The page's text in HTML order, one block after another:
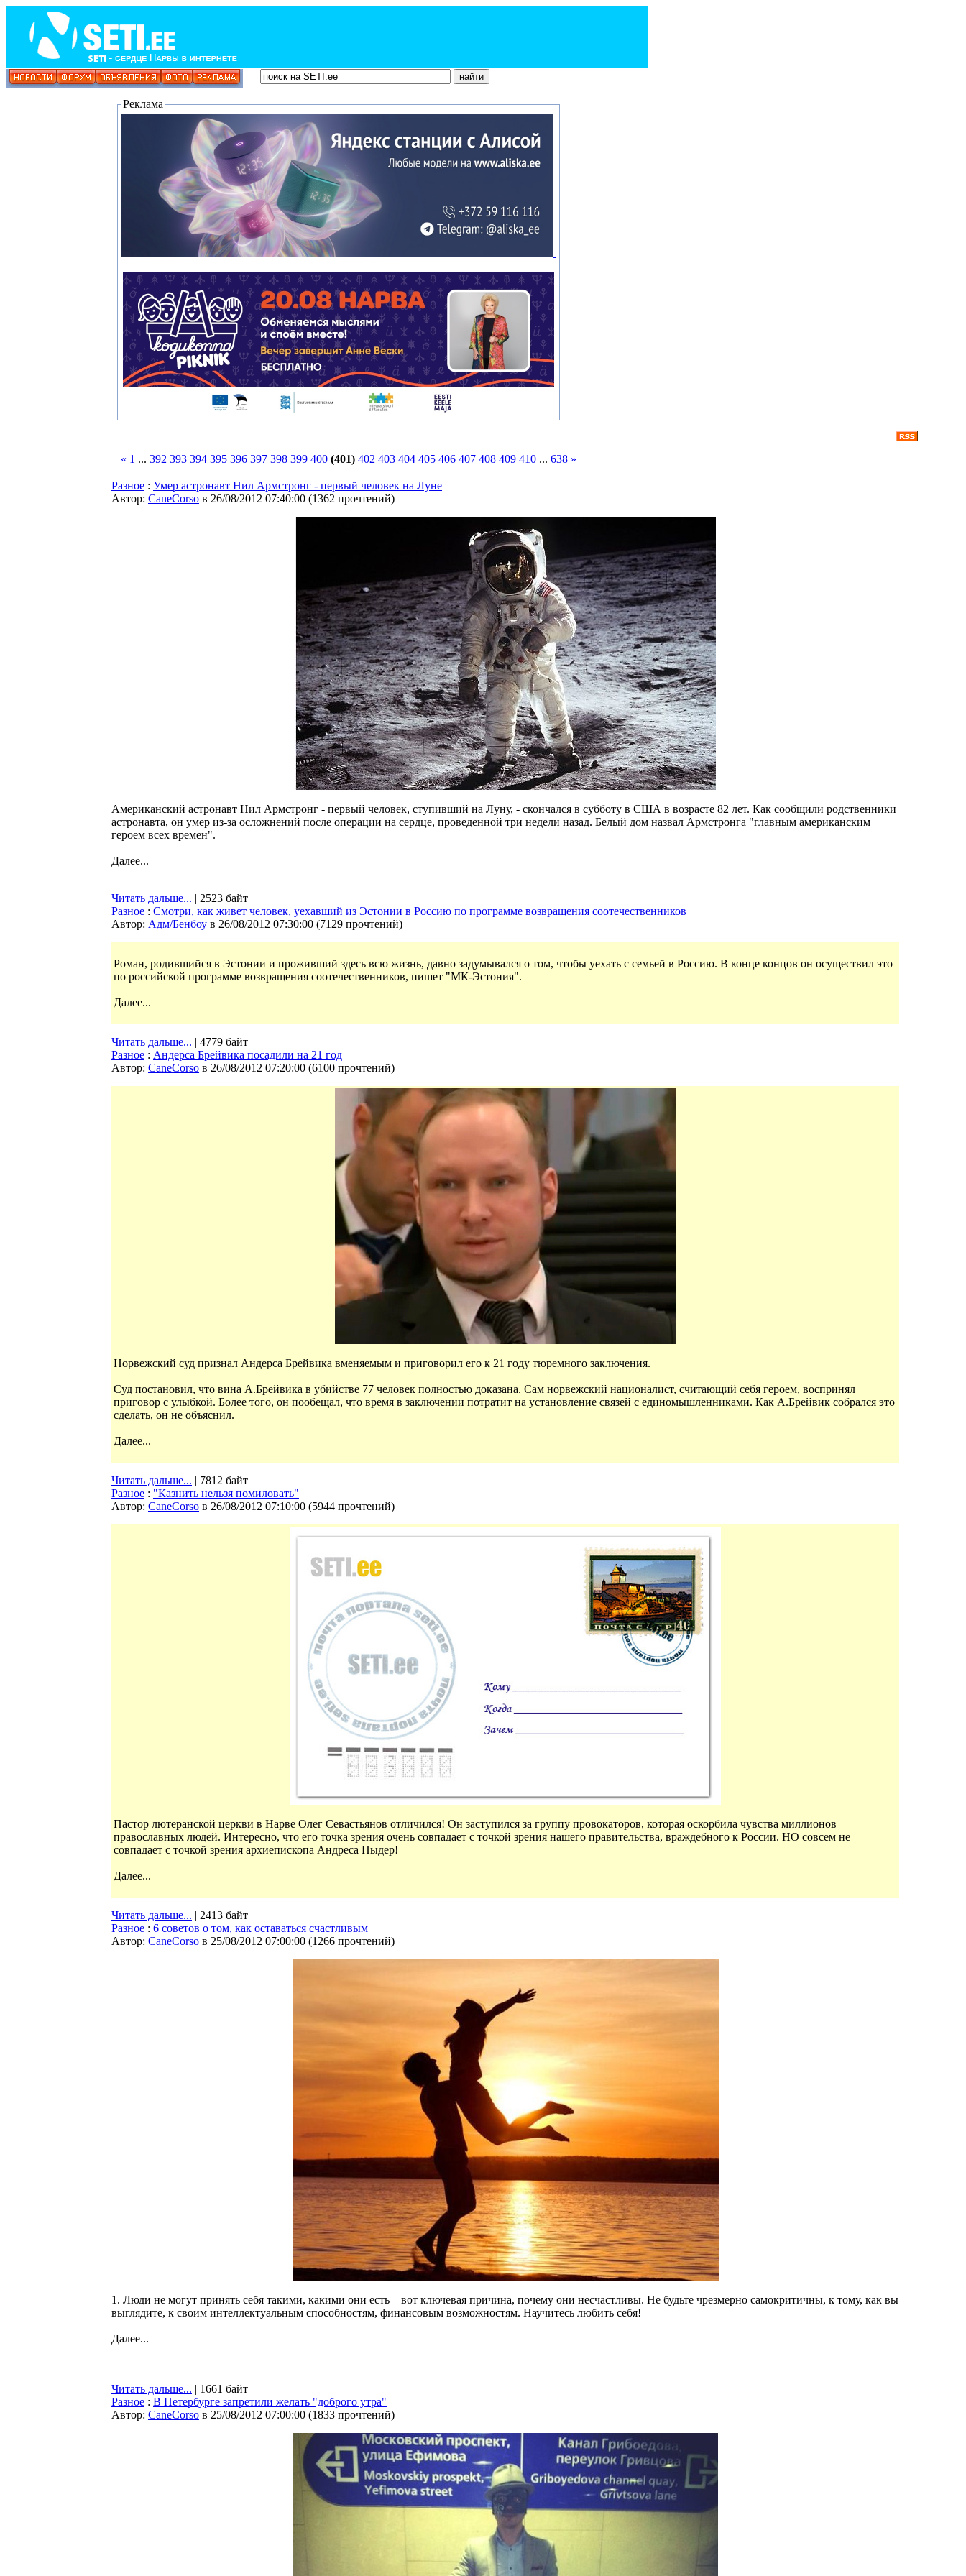
Реклама
« 1 ... 392 393 394 395 396 397 398 399 400 (401) 402 403 404 405 406 407 408 409 410 ... 638 »
Разное : Умер астронавт Нил Армстронг - первый человек на Луне
Автор: CaneCorso в 26/08/2012 07:40:00 (1362 прочтений)
Американский астронавт Нил Армстронг - первый человек, ступивший на Луну, - скончался в субботу в США в возрасте 82 лет. Как сообщили родственники
астронавта, он умер из-за осложнений после операции на сердце, проведенной три недели назад. Белый дом назвал Армстронга "главным американским
героем всех времен".
Далее...
Читать дальше... | 2523 байт
Разное : Смотри, как живет человек, уехавший из Эстонии в Россию по программе возвращения соотечественников
Автор: Адм/Бенбоу в 26/08/2012 07:30:00 (7129 прочтений)
Роман, родившийся в Эстонии и проживший здесь всю жизнь, давно задумывался о том, чтобы уехать с семьей в Россию. В конце концов он осуществил это
по российской программе возвращения соотечественников, пишет "МК-Эстония".
Далее...
Читать дальше... | 4779 байт
Разное : Андерса Брейвика посадили на 21 год
Автор: CaneCorso в 26/08/2012 07:20:00 (6100 прочтений)
Норвежский суд признал Андерса Брейвика вменяемым и приговорил его к 21 году тюремного заключения.
Суд постановил, что вина А.Брейвика в убийстве 77 человек полностью доказана. Сам норвежский националист, считающий себя героем, воспринял
приговор с улыбкой. Более того, он пообещал, что время в заключении потратит на установление связей с единомышленниками. Как А.Брейвик собрался это
сделать, он не объяснил.
Далее...
Читать дальше... | 7812 байт
Разное : "Казнить нельзя помиловать"
Автор: CaneCorso в 26/08/2012 07:10:00 (5944 прочтений)
Пастор лютеранской церкви в Нарве Олег Севастьянов отличился! Он заступился за группу провокаторов, которая оскорбила чувства миллионов
православных людей. Интересно, что его точка зрения очень совпадает с точкой зрения нашего правительства, враждебного к России. НО совсем не
совпадает с точкой зрения архиепископа Андреса Пыдер!
Далее...
Читать дальше... | 2413 байт
Разное : 6 советов о том, как оставаться счастливым
Автор: CaneCorso в 25/08/2012 07:00:00 (1266 прочтений)
1. Люди не могут принять себя такими, какими они есть – вот ключевая причина, почему они несчастливы. Не будьте чрезмерно самокритичны, к тому, как вы
выглядите, к своим интеллектуальным способностям, финансовым возможностям. Научитесь любить себя!
Далее...
Читать дальше... | 1661 байт
Разное : В Петербурге запретили желать "доброго утра"
Автор: CaneCorso в 25/08/2012 07:00:00 (1833 прочтений)